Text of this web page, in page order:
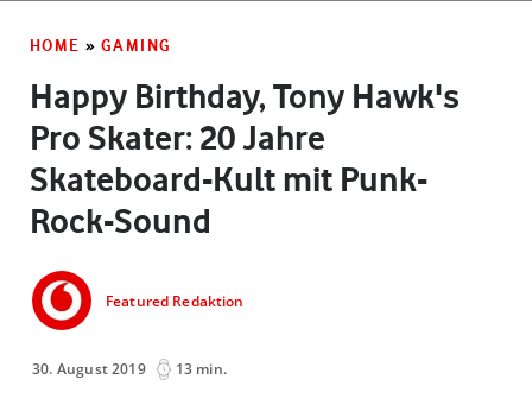
HOME » GAMING
Happy Birthday, Tony Hawk's
Pro Skater: 20 Jahre
Skateboard-Kult mit Punk-
Rock-Sound
Featured Redaktion
30. August 2019 13 min.